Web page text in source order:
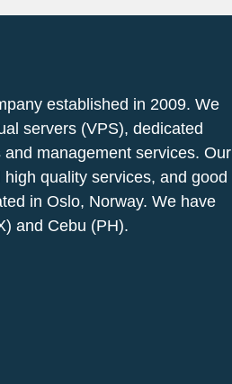
established in 2009. We
servers (VPS), dedicated
management services. Our
quality services, and good
in Oslo, Norway. We have
and Cebu (PH).